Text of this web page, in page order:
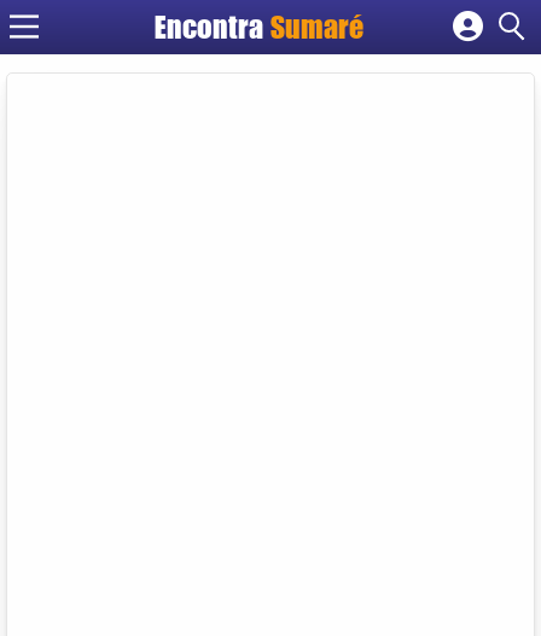
Encontra Sumaré
Cadastrar empresa